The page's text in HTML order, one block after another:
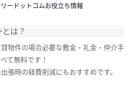
ードットコムお役立ち情報
は？
物件の場合必要な敷金・礼金・仲介手
て無料です！
張時の経費削減にもおすすめです。